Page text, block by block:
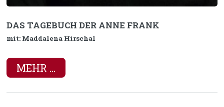
DAS TAGEBUCH DER ANNE FRANK
mit: Maddalena Hirschal
MEHR ...